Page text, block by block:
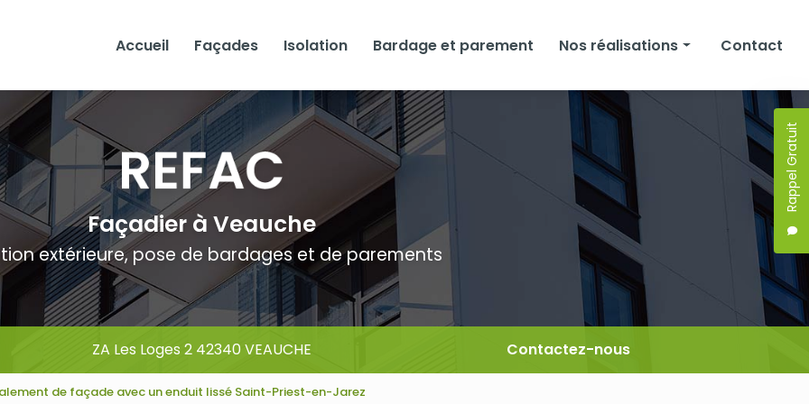
Rappel Gratuit
Accueil
Façades Isolation Bardage et parement Nos réalisations
Façades
Isolation
Bardage et parement
Contact
Façadier à Veauche
extérieure, pose de bardages et de parements
ZA Les Loges 2 42340 VEAUCHE Contactez-nous
de façade avec un enduit lissé Saint-Priest-en-Jarez